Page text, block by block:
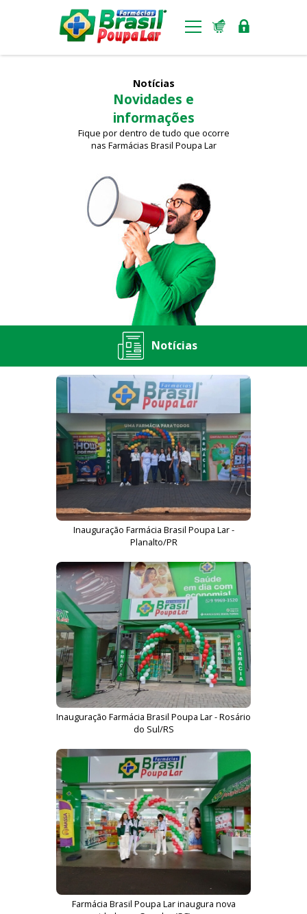
Ferramentas
Padronização visual
Lojas
Seja um franqueado
Notícias
Novidades e
informações
Fique por dentro de tudo que ocorre
nas Farmácias Brasil Poupa Lar
Notícias
Inauguração Farmácia Brasil Poupa Lar -
Planalto/PR
Inauguração Farmácia Brasil Poupa Lar - Rosário
do Sul/RS
Farmácia Brasil Poupa Lar inaugura nova